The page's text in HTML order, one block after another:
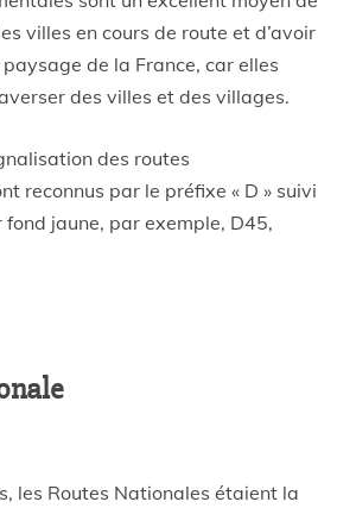
villes en cours de route et d’avoir
de la France, car elles
des villes et des villages.
des routes
reconnus par le préfixe « D » suivi
fond jaune, par exemple, D45,
les Routes Nationales étaient la